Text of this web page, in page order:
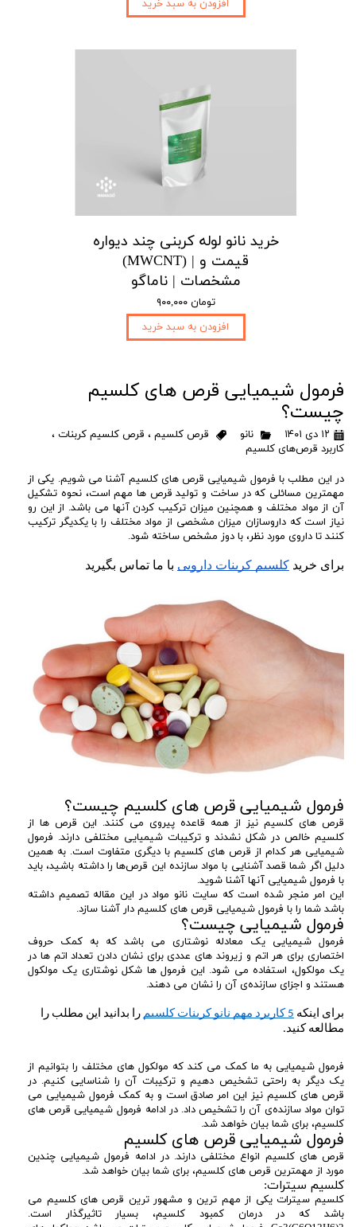
فرمول شیمیایی قرص های کلسیم
چیست؟
۱۲ دی ۱۴۰۱ نانو قرص کلسیم ، قرص کلسیم کربنات ،
کاربرد قرص‌های کلسیم
در این مطلب با فرمول شیمیایی قرص های کلسیم آشنا می شویم. یکی از
مهمترین مسائلی که در ساخت و تولید قرص ها مهم است، نحوه تشکیل
آن از مواد مختلف و همچنین میزان ترکیب کردن آنها می باشد. از این رو
نیاز است که داروسازان میزان مشخصی از مواد مختلف را با یکدیگر ترکیب
کنند تا داروی مورد نظر، با دوز مشخص ساخته شود.
برای خرید کلسیم کربنات دارویی با ما تماس بگیرید
فرمول شیمیایی قرص های کلسیم چیست؟
قرص های کلسیم نیز از همه قاعده پیروی می کنند. این قرص ها از
کلسیم خالص در شکل نشدند و ترکیبات شیمیایی مختلفی دارند. فرمول
شیمیایی هر کدام از قرص های کلسیم با دیگری متفاوت است. به همین
دلیل اگر شما قصد آشنایی با مواد سازنده این قرص‌ها را داشته باشید، باید
با فرمول شیمیایی آنها آشنا شوید.
این امر منجر شده است که سایت نانو مواد در این مقاله تصمیم داشته
باشد شما را با فرمول شیمیایی قرص های کلسیم دار آشنا سازد.
فرمول شیمیایی چیست؟
فرمول شیمیایی یک معادله نوشتاری می باشد که به کمک حروف
اختصاری برای هر اتم و زیروند های عددی برای نشان دادن تعداد اتم ها در
یک مولکول، استفاده می شود. این فرمول ها شکل نوشتاری یک مولکول
هستند و اجزای سازنده‌ی آن را نشان می دهند.
برای اینکه 5 کاربرد مهم نانو کربنات کلسیم
مطالعه کنید.
فرمول شیمیایی به ما کمک می کند که مولکول های مختلف را بتوانیم از
یک دیگر به راحتی تشخیص دهیم و ترکیبات آن را شناسایی کنیم. در
قرص های کلسیم نیز این امر صادق است و به کمک فرمول شیمیایی می
توان مواد سازنده‌ی آن را تشخیص داد. در ادامه فرمول شیمیایی قرص های
کلسیم، برای شما بیان خواهد شد.
فرمول شیمیایی قرص های کلسیم
قرص های کلسیم انواع مختلفی دارند. در ادامه فرمول شیمیایی چندین
مورد از مهمترین قرص های کلسیم، برای شما بیان خواهد شد‌.
کلسیم سیترات:
کلسیم سیترات یکی از مهم ترین و مشهور ترین قرص های کلسیم می
باشد که در درمان کمبود کلسیم، بسیار تاثیرگذار است.
افزودن به سبد خرید
خرید نانو لوله کربنی چند دیواره
(MWCNT) | قیمت و
مشخصات | ناماگو
۹۰۰,۰۰۰ تومان
افزودن به سبد خرید